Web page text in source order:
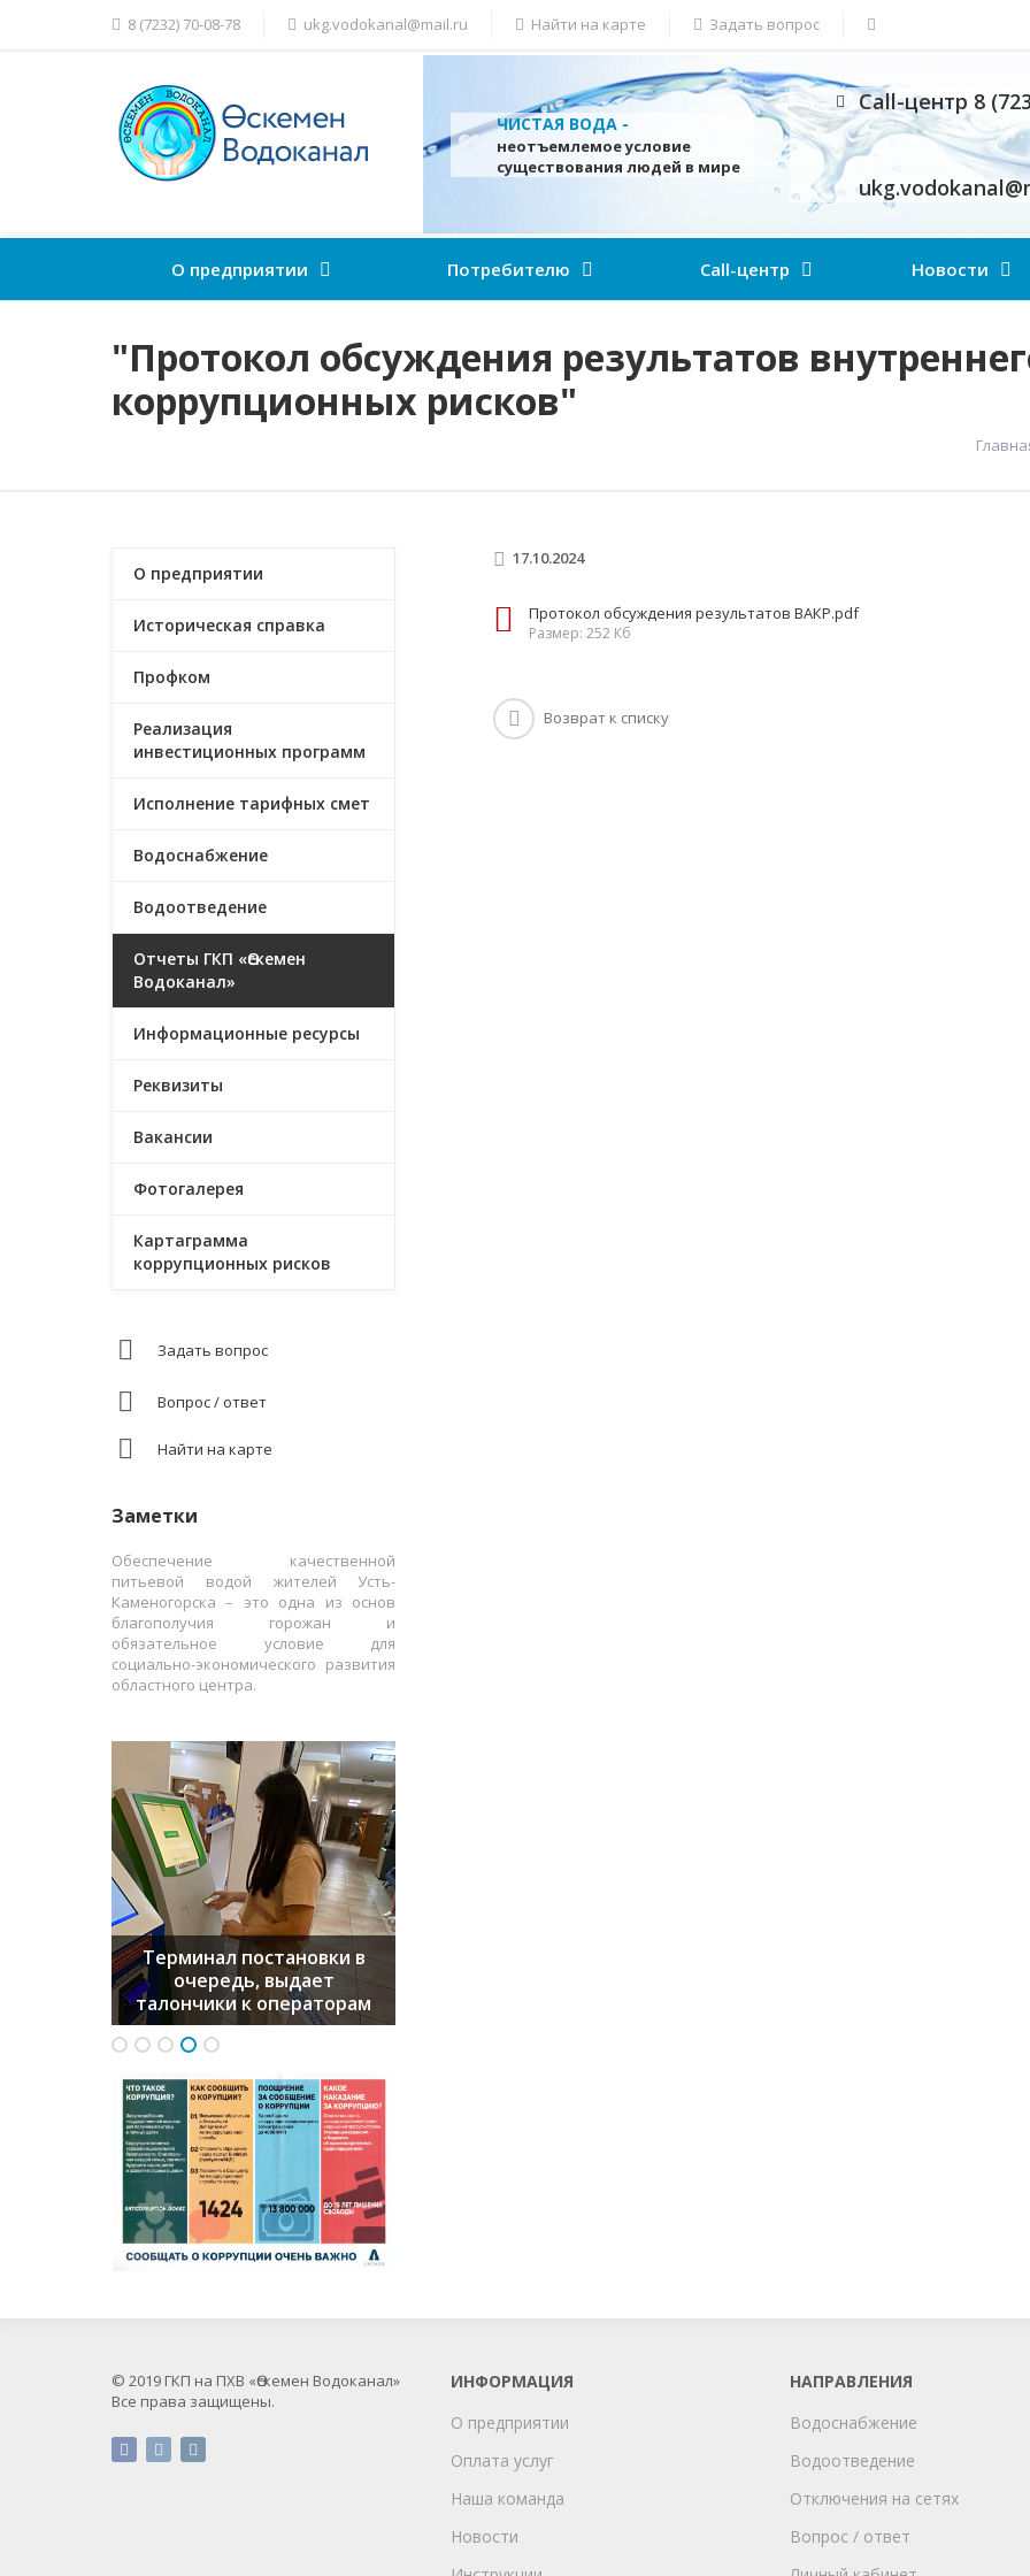
8 (7232) 70-08-78 ukg.vodokanal@mail.ru Найти на карте Задать вопрос
ЧИСТАЯ ВОДА -
неотъемлемое условие
существования людей в мире
Call-центр 8
О предприятии Потребителю Call-центр Новости
"Протокол обсуждения результатов
коррупционных рисков"
17.10.2024
Протокол обсуждения результатов ВАКР.pdf
Размер: 252 Кб
Возврат к списку
О предприятии
Историческая справка
Профком
Реализация
инвестиционных программ
Исполнение тарифных смет
Водоснабжение
Водоотведение
Отчеты ГКП «Өскемен
Водоканал»
Информационные ресурсы
Реквизиты
Вакансии
Фотогалерея
Картаграмма
коррупционных рисков
Задать вопрос
Вопрос / ответ
Найти на карте
Заметки
Обеспечение качественной
питьевой водой жителей Усть-
Каменогорска – это одна из основ
благополучия горожан и
обязательное условие для
социально-экономического развития
областного центра.
Терминал постановки в
очередь, выдает
талончики к операторам
ИНФОРМАЦИЯ
О предприятии
Оплата услуг
Наша команда
Новости
НАПРАВЛЕНИЯ
Водоснабжение
Водоотведение
Отключения на сетях
Вопрос / ответ
© 2019 ГКП на ПХВ «Өскемен Водоканал»
Все права защищены.